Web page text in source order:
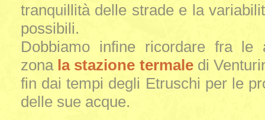
tranquillità delle strade e la
possibili.
Dobbiamo infine ricordare fra le
zona la stazione termaledi
fin dai tempi degli Etruschi per le
delle sue acque.